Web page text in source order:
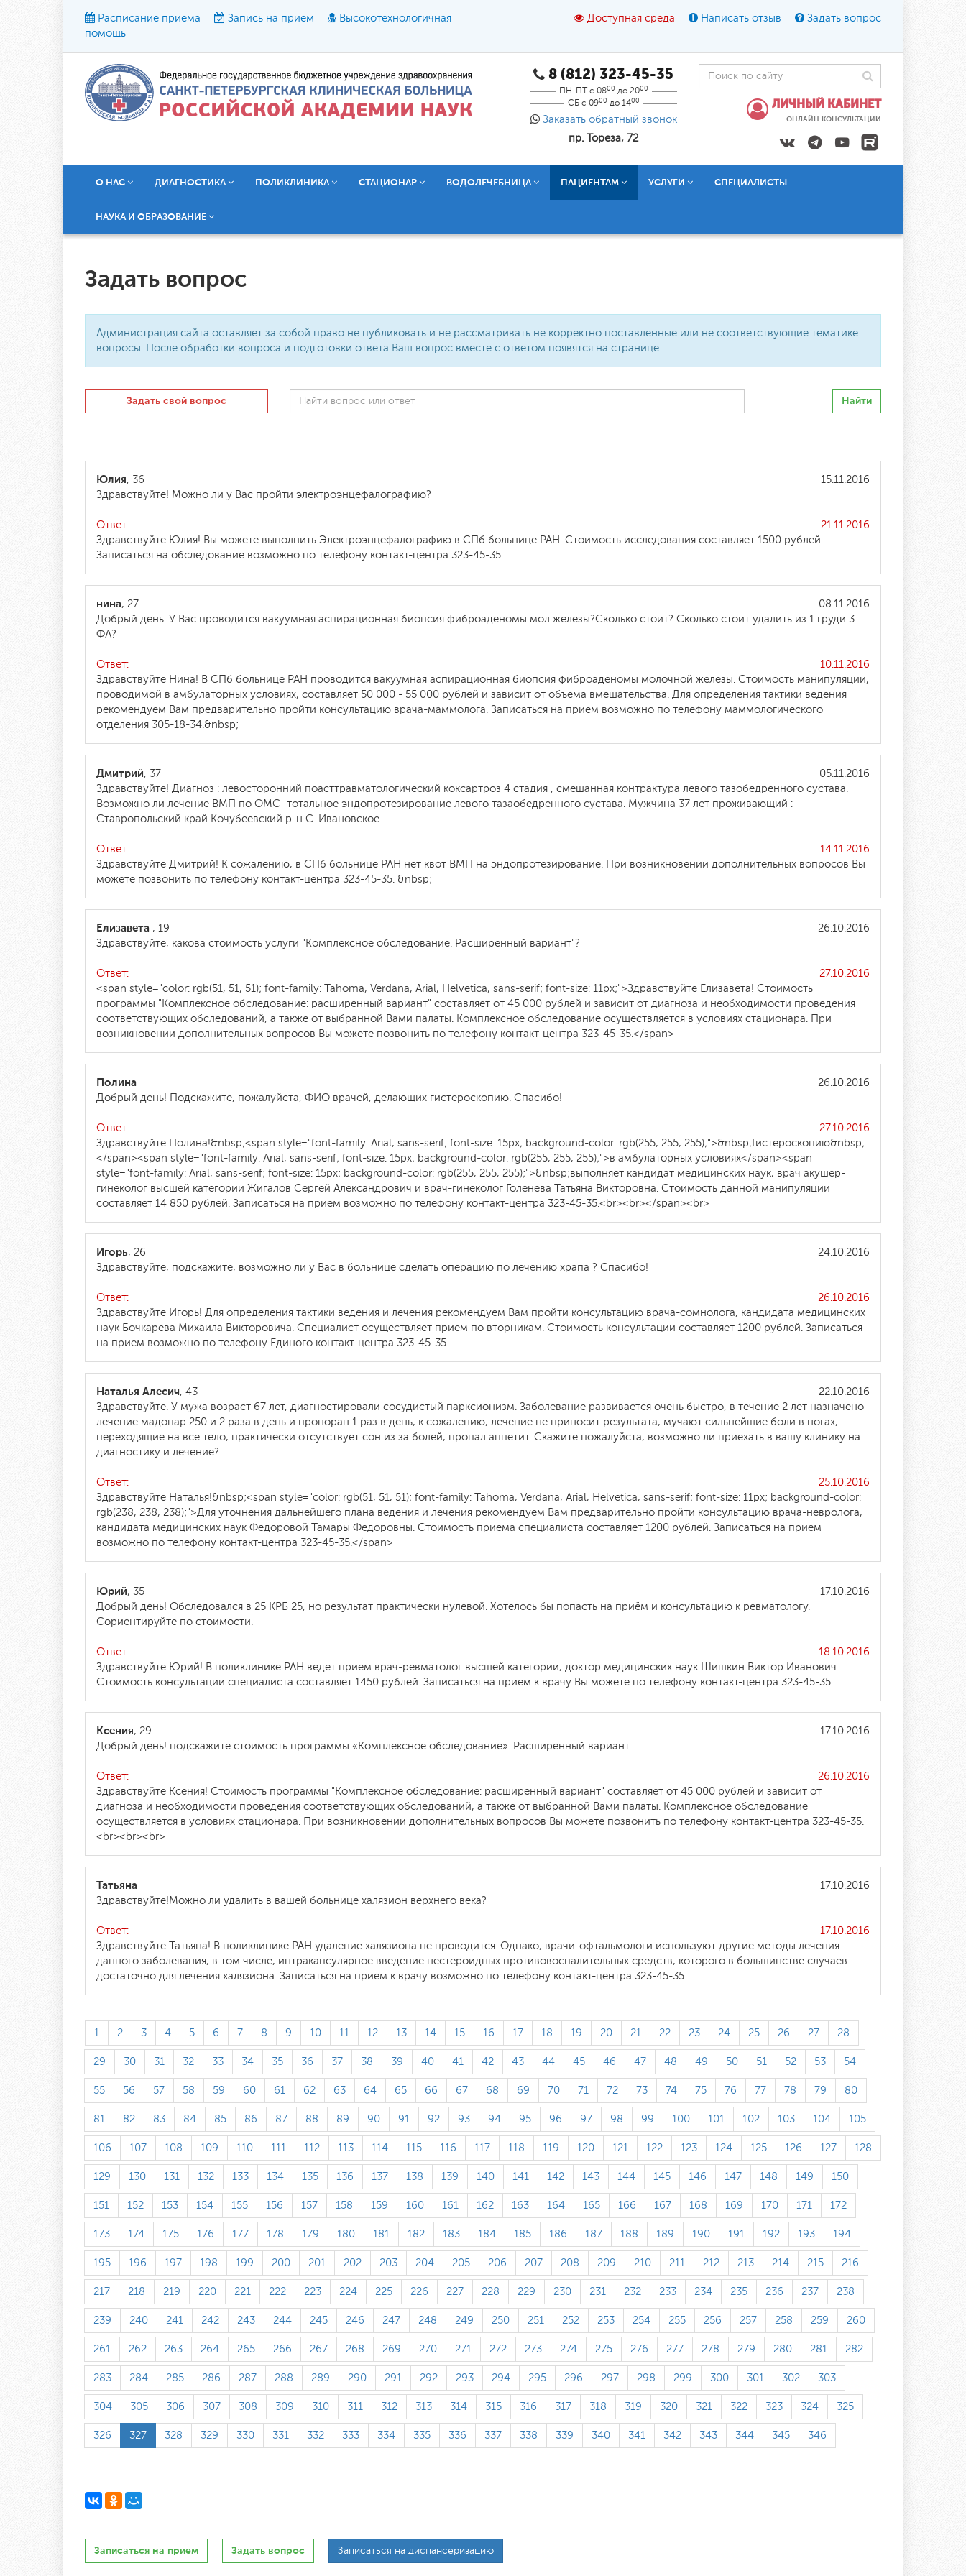
Расписание приема Запись на прием
Высокотехнологичная
помощь
Доступная среда Написать отзыв Задать вопрос
Размер шрифта: A A A
Текст: Кириллица Брайль Звук
8 (812) 323-45-35
ПН-ПТ с 0800 до 2000
СБ с 0900 до 1400
Заказать обратный звонок
пр. Тореза, 72
ЛИЧНЫЙ КАБИНЕТ
ОНЛАЙН КОНСУЛЬТАЦИИ
О НАС ДИАГНОСТИКА ПОЛИКЛИНИКА СТАЦИОНАР ВОДОЛЕЧЕБНИЦА ПАЦИЕНТАМ УСЛУГИ СПЕЦИАЛИСТЫ
НАУКА И ОБРАЗОВАНИЕ
Задать вопрос
Администрация сайта оставляет за собой право не публиковать и не рассматривать не корректно поставленные или не соответствующие тематике
вопросы. После обработки вопроса и подготовки ответа Ваш вопрос вместе с ответом появятся на странице.
Задать свой вопрос Найти
15.11.2016
Юлия, 36
Здравствуйте! Можно ли у Вас пройти электроэнцефалографию?
21.11.2016
Ответ:
Здравствуйте Юлия! Вы можете выполнить Электроэнцефалографию в СПб больнице РАН. Стоимость исследования составляет 1500 рублей.
Записаться на обследование возможно по телефону контакт-центра 323-45-35.
08.11.2016
нина, 27
Добрый день. У Вас проводится вакуумная аспирационная биопсия фиброаденомы мол железы?Сколько стоит? Сколько стоит удалить из 1 груди 3
ФА?
10.11.2016
Ответ:
Здравствуйте Нина! В СПб больнице РАН проводится вакуумная аспирационная биопсия фиброаденомы молочной железы. Стоимость манипуляции,
проводимой в амбулаторных условиях, составляет 50 000 - 55 000 рублей и зависит от объема вмешательства. Для определения тактики ведения
рекомендуем Вам предварительно пройти консультацию врача-маммолога. Записаться на прием возможно по телефону маммологического
отделения 305-18-34.&nbsp;
05.11.2016
Дмитрий, 37
Здравствуйте! Диагноз : левосторонний поасттравматологический коксартроз 4 стадия , смешанная контрактура левого тазобедренного сустава.
Возможно ли лечение ВМП по ОМС -тотальное эндопротезирование левого тазаобедренного сустава. Мужчина 37 лет проживающий :
Ставропольский край Кочубеевский р-н С. Ивановское
14.11.2016
Ответ:
Здравствуйте Дмитрий! К сожалению, в СПб больнице РАН нет квот ВМП на эндопротезирование. При возникновении дополнительных вопросов Вы
можете позвонить по телефону контакт-центра 323-45-35. &nbsp;
26.10.2016
Елизавета , 19
Здравствуйте, какова стоимость услуги "Комплексное обследование. Расширенный вариант"?
27.10.2016
Ответ:
<span style="color: rgb(51, 51, 51); font-family: Tahoma, Verdana, Arial, Helvetica, sans-serif; font-size: 11px;">Здравствуйте Елизавета! Стоимость
программы "Комплексное обследование: расширенный вариант" составляет от 45 000 рублей и зависит от диагноза и необходимости проведения
соответствующих обследований, а также от выбранной Вами палаты. Комплексное обследование осуществляется в условиях стационара. При
возникновении дополнительных вопросов Вы можете позвонить по телефону контакт-центра 323-45-35.</span>
26.10.2016
Полина
Добрый день! Подскажите, пожалуйста, ФИО врачей, делающих гистероскопию. Спасибо!
27.10.2016
Ответ:
Здравствуйте Полина!&nbsp;<span style="font-family: Arial, sans-serif; font-size: 15px; background-color: rgb(255, 255, 255);">&nbsp;Гистероскопию&nbsp;
</span><span style="font-family: Arial, sans-serif; font-size: 15px; background-color: rgb(255, 255, 255);">в амбулаторных условиях</span><span
style="font-family: Arial, sans-serif; font-size: 15px; background-color: rgb(255, 255, 255);">&nbsp;выполняет кандидат медицинских наук, врач акушер-
гинеколог высшей категории Жигалов Сергей Александрович и врач-гинеколог Голенева Татьяна Викторовна. Стоимость данной манипуляции
составляет 14 850 рублей. Записаться на прием возможно по телефону контакт-центра 323-45-35.<br><br></span><br>
24.10.2016
Игорь, 26
Здравствуйте, подскажите, возможно ли у Вас в больнице сделать операцию по лечению храпа ? Спасибо!
26.10.2016
Ответ:
Здравствуйте Игорь! Для определения тактики ведения и лечения рекомендуем Вам пройти консультацию врача-сомнолога, кандидата медицинских
наук Бочкарева Михаила Викторовича. Специалист осуществляет прием по вторникам. Стоимость консультации составляет 1200 рублей. Записаться
на прием возможно по телефону Единого контакт-центра 323-45-35.
22.10.2016
Наталья Алесич, 43
Здравствуйте. У мужа возраст 67 лет, диагностировали сосудистый парксионизм. Заболевание развивается очень быстро, в течение 2 лет назначено
лечение мадопар 250 и 2 раза в день и проноран 1 раз в день, к сожалению, лечение не приносит результата, мучают сильнейшие боли в ногах,
переходящие на все тело, практически отсутствует сон из за болей, пропал аппетит. Скажите пожалуйста, возможно ли приехать в вашу клинику на
диагностику и лечение?
25.10.2016
Ответ:
Здравствуйте Наталья!&nbsp;<span style="color: rgb(51, 51, 51); font-family: Tahoma, Verdana, Arial, Helvetica, sans-serif; font-size: 11px; background-color:
rgb(238, 238, 238);">Для уточнения дальнейшего плана ведения и лечения рекомендуем Вам предварительно пройти консультацию врача-невролога,
кандидата медицинских наук Федоровой Тамары Федоровны. Стоимость приема специалиста составляет 1200 рублей. Записаться на прием
возможно по телефону контакт-центра 323-45-35.</span>
17.10.2016
Юрий, 35
Добрый день! Обследовался в 25 КРБ 25, но результат практически нулевой. Хотелось бы попасть на приём и консультацию к ревматологу.
Сориентируйте по стоимости.
18.10.2016
Ответ:
Здравствуйте Юрий! В поликлинике РАН ведет прием врач-ревматолог высшей категории, доктор медицинских наук Шишкин Виктор Иванович.
Стоимость консультации специалиста составляет 1450 рублей. Записаться на прием к врачу Вы можете по телефону контакт-центра 323-45-35.
17.10.2016
Ксения, 29
Добрый день! подскажите стоимость программы «Комплексное обследование». Расширенный вариант
26.10.2016
Ответ:
Здравствуйте Ксения! Стоимость программы "Комплексное обследование: расширенный вариант" составляет от 45 000 рублей и зависит от
диагноза и необходимости проведения соответствующих обследований, а также от выбранной Вами палаты. Комплексное обследование
осуществляется в условиях стационара. При возникновении дополнительных вопросов Вы можете позвонить по телефону контакт-центра 323-45-35.
<br><br><br>
17.10.2016
Татьяна
Здравствуйте!Можно ли удалить в вашей больнице халязион верхнего века?
17.10.2016
Ответ:
Здравствуйте Татьяна! В поликлинике РАН удаление халязиона не проводится. Однако, врачи-офтальмологи используют другие методы лечения
данного заболевания, в том числе, интракапсулярное введение нестероидных противовоспалительных средств, которого в большинстве случаев
достаточно для лечения халязиона. Записаться на прием к врачу возможно по телефону контакт-центра 323-45-35.
1 2 3 4 5 6 7 8 9 10 11 12 13 14 15 16 17 18 19 20 21 22 23 24 25 26 27 28
29 30 31 32 33 34 35 36 37 38 39 40 41 42 43 44 45 46 47 48 49 50 51 52 53 54
55 56 57 58 59 60 61 62 63 64 65 66 67 68 69 70 71 72 73 74 75 76 77 78 79 80
81 82 83 84 85 86 87 88 89 90 91 92 93 94 95 96 97 98 99 100 101 102 103 104 105
106 107 108 109 110 111 112 113 114 115 116 117 118 119 120 121 122 123 124 125 126 127 128
129 130 131 132 133 134 135 136 137 138 139 140 141 142 143 144 145 146 147 148 149 150
151 152 153 154 155 156 157 158 159 160 161 162 163 164 165 166 167 168 169 170 171 172
173 174 175 176 177 178 179 180 181 182 183 184 185 186 187 188 189 190 191 192 193 194
195 196 197 198 199 200 201 202 203 204 205 206 207 208 209 210 211 212 213 214 215 216
217 218 219 220 221 222 223 224 225 226 227 228 229 230 231 232 233 234 235 236 237 238
239 240 241 242 243 244 245 246 247 248 249 250 251 252 253 254 255 256 257 258 259 260
261 262 263 264 265 266 267 268 269 270 271 272 273 274 275 276 277 278 279 280 281 282
283 284 285 286 287 288 289 290 291 292 293 294 295 296 297 298 299 300 301 302 303
304 305 306 307 308 309 310 311 312 313 314 315 316 317 318 319 320 321 322 323 324 325
326 327 328 329 330 331 332 333 334 335 336 337 338 339 340 341 342 343 344 345 346
Записаться на прием Задать вопрос Записаться на диспансеризацию